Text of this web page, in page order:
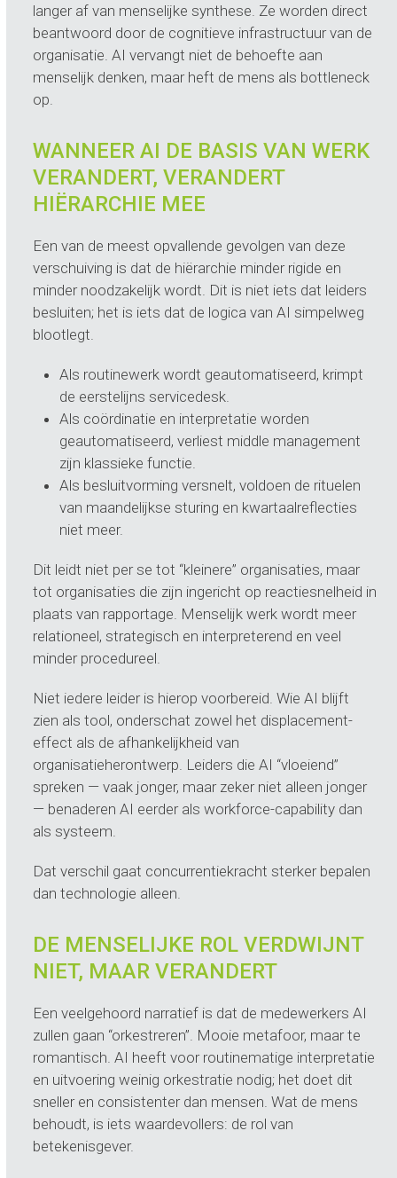
langer af van menselijke synthese. Ze worden direct
beantwoord door de cognitieve infrastructuur van de
organisatie. AI vervangt niet de behoefte aan
menselijk denken, maar heft de mens als bottleneck
op.
WANNEER AI DE BASIS VAN WERK
VERANDERT, VERANDERT
HIËRARCHIE MEE
Een van de meest opvallende gevolgen van deze
verschuiving is dat de hiërarchie minder rigide en
minder noodzakelijk wordt. Dit is niet iets dat leiders
besluiten; het is iets dat de logica van AI simpelweg
blootlegt.
Als routinewerk wordt geautomatiseerd, krimpt
de eerstelijns servicedesk.
Als coördinatie en interpretatie worden
geautomatiseerd, verliest middle management
zijn klassieke functie.
Als besluitvorming versnelt, voldoen de rituelen
van maandelijkse sturing en kwartaalreflecties
niet meer.
Dit leidt niet per se tot “kleinere” organisaties, maar
tot organisaties die zijn ingericht op reactiesnelheid in
plaats van rapportage. Menselijk werk wordt meer
relationeel, strategisch en interpreterend en veel
minder procedureel.
Niet iedere leider is hierop voorbereid. Wie AI blijft
zien als tool, onderschat zowel het displacement-
effect als de afhankelijkheid van
organisatieherontwerp. Leiders die AI “vloeiend”
spreken — vaak jonger, maar zeker niet alleen jonger
— benaderen AI eerder als workforce-capability dan
als systeem.
Dat verschil gaat concurrentiekracht sterker bepalen
dan technologie alleen.
DE MENSELIJKE ROL VERDWIJNT
NIET, MAAR VERANDERT
Een veelgehoord narratief is dat de medewerkers AI
zullen gaan “orkestreren”. Mooie metafoor, maar te
romantisch. AI heeft voor routinematige interpretatie
en uitvoering weinig orkestratie nodig; het doet dit
sneller en consistenter dan mensen. Wat de mens
behoudt, is iets waardevollers: de rol van
betekenisgever.